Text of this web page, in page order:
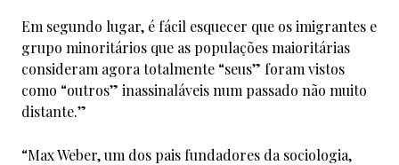
Em segundo lugar, é fácil esquecer que os imigrantes e
grupo minoritários que as populações maioritárias
consideram agora totalmente “seus” foram vistos
como “outros” inassinaláveis num passado não muito
distante.”
“Max Weber, um dos pais fundadores da sociologia,